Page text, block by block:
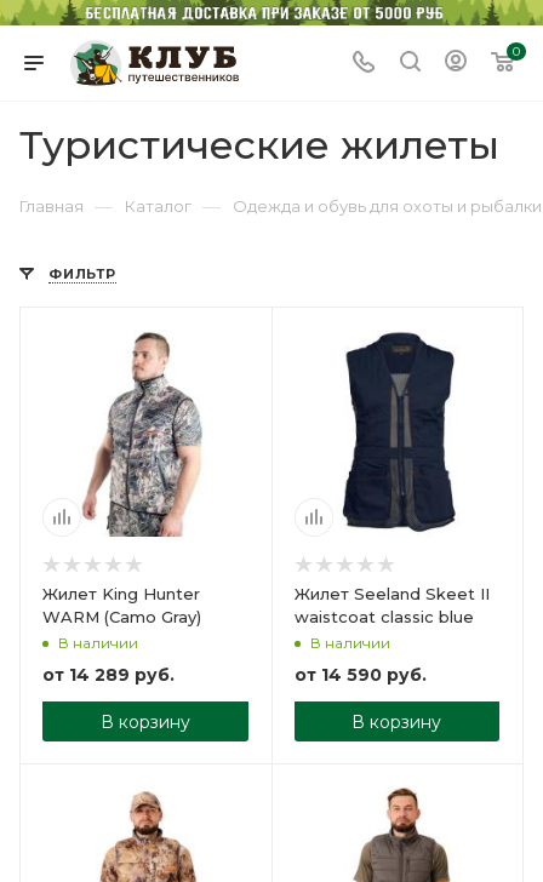
0
Туристические жилеты
Главная — Каталог — Одежда и обувь для охоты и рыбалки
ФИЛЬТР
Жилет King Hunter
WARM (Camo Gray)
В наличии
от 14 289 руб.
В корзину
Жилет Seeland Skeet II
waistcoat сlassic blue
В наличии
от 14 590 руб.
В корзину